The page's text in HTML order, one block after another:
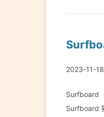
2023-11-18
Surfboard
Surfboard